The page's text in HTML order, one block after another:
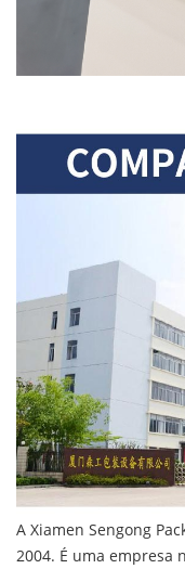
A Xiamen Sengong
2004. É uma empresa